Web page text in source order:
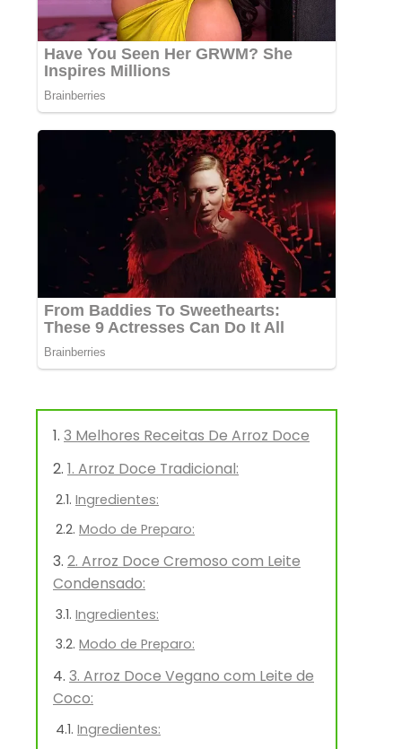
3 Melhores Receitas De Arroz Doce
1. Arroz Doce Tradicional:
Ingredientes:
Modo de Preparo:
2. Arroz Doce Cremoso com Leite
Condensado:
Ingredientes:
Modo de Preparo:
3. Arroz Doce Vegano com Leite de
Coco:
Ingredientes: